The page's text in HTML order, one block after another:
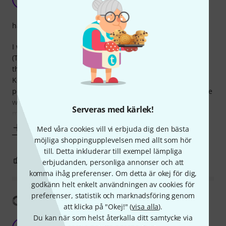
Serveras med kärlek!
Med våra cookies vill vi erbjuda dig den bästa
möjliga shoppingupplevelsen med allt som hör
till. Detta inkluderar till exempel lämpliga
erbjudanden, personliga annonser och att
komma ihåg preferenser. Om detta är okej för dig,
godkänn helt enkelt användningen av cookies för
preferenser, statistik och marknadsföring genom
att klicka på "Okej!" (visa alla).
Du kan när som helst återkalla ditt samtycke via
Lenny2Luxe 06.12.2022
I wasn't sure if this would fit a left-handed GS-Mini
(Thomann said it should but I'm a sceptic). If fits very well. I
think I notice a very slight change to the sound from my
KOA top but, it's removable so for any recording or
performing it can come off. I wish I had bought one of these
when my guitar was brand new because even the very
minor wear it now has on it
Visa mer
hantverkskvalitet
0 ANMÄL RECENSION
Visa översättning
Re-usable Universal Pickguard